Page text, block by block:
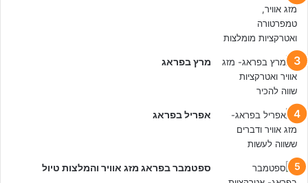
ב
י
מרץ בפראג
אפריל בפראג
ספטמבר בפראג מזג אוויר והמלצות טיול